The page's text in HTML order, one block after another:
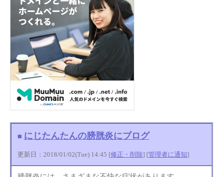
■ にじたんたんの膀胱炎にブログ
更新日：2018/01/02(Tue) 14:45 [修正・削除] [管理者に通知]